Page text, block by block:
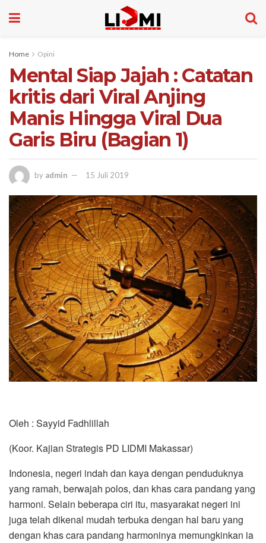
Home Opini
Mental Siap Jajah : Catatan
kritis dari Viral Anjing
Manis Hingga Viral Dua
Garis Biru (Bagian 1)
by admin 15 Juli 2019
Oleh : Sayyid Fadhlillah
(Koor. Kajian Strategis PD LIDMI Makassar)
Indonesia, negeri indah dan kaya dengan penduduknya
yang ramah, berwajah polos, dan khas cara pandang yang
harmoni. Selain beberapa ciri itu, masyarakat negeri ini
juga telah dikenal mudah terbuka dengan hal baru yang
dengan khas cara pandang harmoninya memungkinkan ia